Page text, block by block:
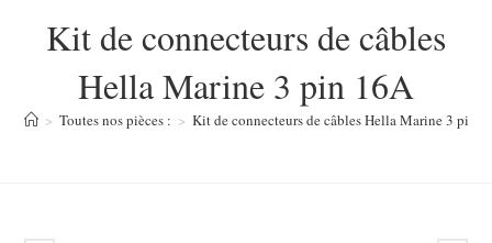
Kit de connecteurs de câbles
Hella Marine 3 pin 16A
> Toutes nos pièces : > Kit de connecteurs de câbles Hella Marine 3 pin